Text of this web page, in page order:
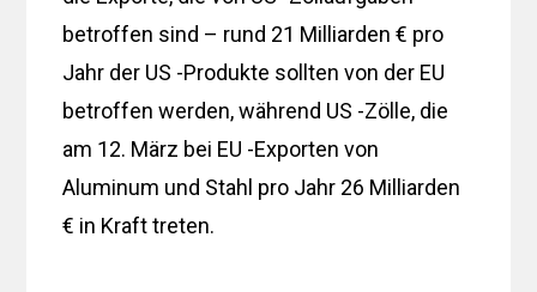
betroffen sind – rund 21 Milliarden € pro
Jahr der US -Produkte sollten von der EU
betroffen werden, während US -Zölle, die
am 12. März bei EU -Exporten von
Aluminum und Stahl pro Jahr 26 Milliarden
€ in Kraft treten.